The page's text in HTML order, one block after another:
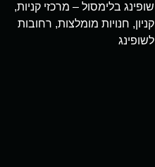
שופינג בלימסול – מרכזי קניות,
קניון, חנויות מומלצות, רחובות
לשופינג